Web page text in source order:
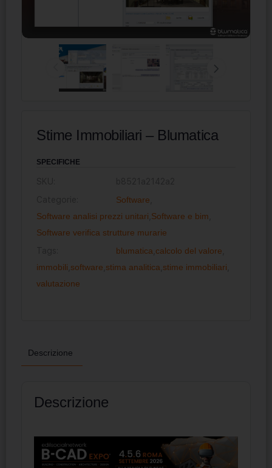
Stime Immobiliari – Blumatica
SPECIFICHE
Software
Software analisi prezzi unitari Software e bim
Software verifica strutture murarie
blumatica calcolo del valore
immobili software stima analitica stime immobiliari
valutazione
Descrizione
Descrizione